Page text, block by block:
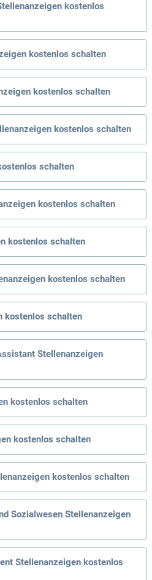
kostenlos
kostenlos schalten
kostenlos schalten
kostenlos schalten
schalten
kostenlos schalten
kostenlos schalten
kostenlos schalten
kostenlos schalten
Stellenanzeigen
kostenlos schalten
kostenlos schalten
kostenlos schalten
Sozialwesen Stellenanzeigen
Stellenanzeigen kostenlos